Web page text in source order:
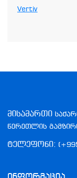
Vertiv
მისამართი
წერეთლის
ტელეფონი: